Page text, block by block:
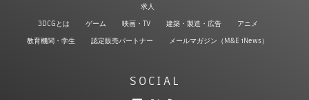
求人
3DCGとは
ゲーム 映画・TV 建築・製造・広告
アニメ
教育機関・学生
認定販売パートナー メールマガジン（M&E iNews）
SOCIAL